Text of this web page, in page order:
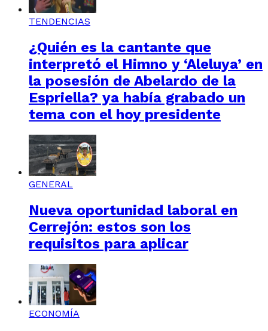
TENDENCIAS
¿Quién es la cantante que
interpretó el Himno y ‘Aleluya’ en
la posesión de Abelardo de la
Espriella? ya había grabado un
tema con el hoy presidente
GENERAL
Nueva oportunidad laboral en
Cerrejón: estos son los
requisitos para aplicar
ECONOMÍA